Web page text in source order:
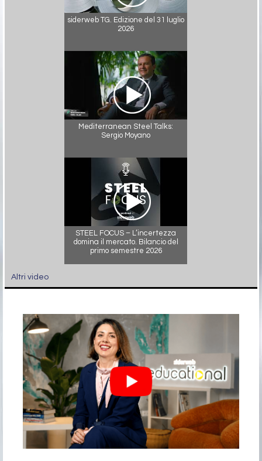
siderweb TG. Edizione del 31 luglio
2026
Mediterranean Steel Talks:
Sergio Moyano
STEEL FOCUS – L’incertezza
domina il mercato. Bilancio del
primo semestre 2026
Altri video